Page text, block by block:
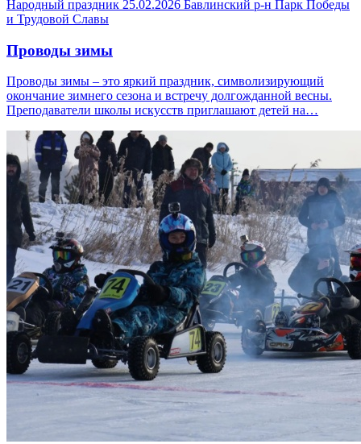
Народный праздник 25.02.2026 Бавлинский р-н Парк Победы
и Трудовой Славы
Проводы зимы
Проводы зимы – это яркий праздник, символизирующий
окончание зимнего сезона и встречу долгожданной весны.
Преподаватели школы искусств приглашают детей на…